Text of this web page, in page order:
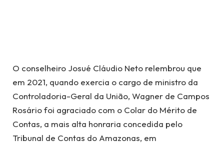
O conselheiro Josué Cláudio Neto relembrou que
em 2021, quando exercia o cargo de ministro da
Controladoria-Geral da União, Wagner de Campos
Rosário foi agraciado com o Colar do Mérito de
Contas, a mais alta honraria concedida pelo
Tribunal de Contas do Amazonas, em